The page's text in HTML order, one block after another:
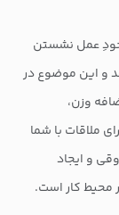
عمل نشستن
و این موضوع در
وزن،
ملاقات با شما
و ایجاد
محیط کار است.